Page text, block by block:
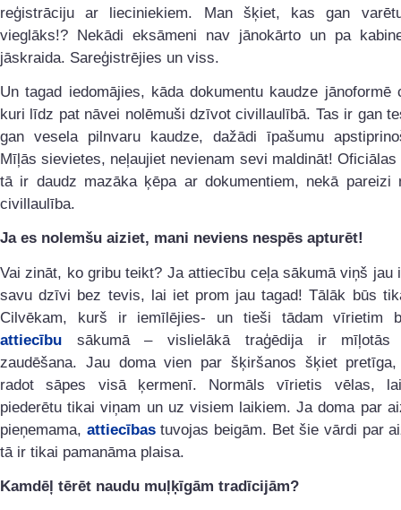
reģistrāciju ar lieciniekiem. Man šķiet, kas gan
vieglāks!? Nekādi eksāmeni nav jānokārto un pa
jāskraida. Sareģistrējies un viss.
Un tagad iedomājies, kāda dokumentu kaudze jānoformē
kuri līdz pat nāvei nolēmuši dzīvot civillaulībā. Tas ir gan
gan vesela pilnvaru kaudze, dažādi īpašumu
Mīļās sievietes, neļaujiet nevienam sevi maldināt!
tā ir daudz mazāka ķēpa ar dokumentiem, nekā pareizi
civillaulība.
Ja es nolemšu aiziet, mani neviens nespēs apturēt!
Vai zināt, ko gribu teikt? Ja attiecību ceļa sākumā viņš jau
savu dzīvi bez tevis, lai iet prom jau tagad! Tālāk būs
Cilvēkam, kurš ir iemīlējies- un tieši tādam vīrietim
attiecību
sākumā – vislielākā traģēdija ir mīļotās
zaudēšana. Jau doma vien par šķiršanos šķiet pretīga,
radot sāpes visā ķermenī. Normāls vīrietis vēlas,
piederētu tikai viņam un uz visiem laikiem. Ja doma par
pieņemama, attiecības tuvojas beigām. Bet šie vārdi par
tā ir tikai pamanāma plaisa.
Kamdēļ tērēt naudu muļķīgām tradīcijām?